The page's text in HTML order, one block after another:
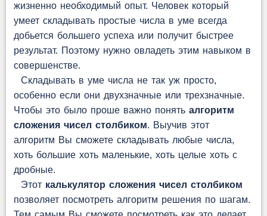
жизненно необходимый опыт. Человек который
умеет складывать простые числа в уме всегда
добьется большего успеха или получит быстрее
результат. Поэтому нужно овладеть этим навыком в
совершенстве.
Складывать в уме числа не так уж просто,
особенно если они двухзначные или трехзначные.
Чтобы это было проше важно понять алгоритм
сложения чисел столбиком. Выучив этот
алгоритм Вы сможете складывать любые числа,
хоть большие хоть маленькие, хоть целые хоть с
дробные.
Этот калькулятор сложения чисел столбиком
позволяет посмотреть алгоритм решения по шагам.